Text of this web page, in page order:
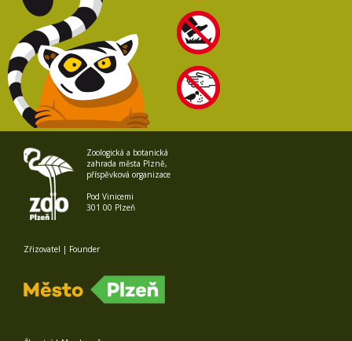
Zoologická a botanická
zahrada města Plzně,
příspěvková organizace
Pod Vinicemi
301 00 Plzeň
Zřizovatel | Founder